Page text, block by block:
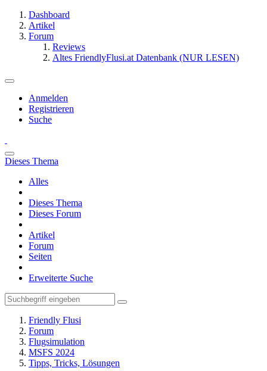
Dashboard
Artikel
Forum
Reviews
Altes FriendlyFlusi.at Datenbank (NUR LESEN)
Anmelden
Registrieren
Suche
Dieses Thema
Alles
Dieses Thema
Dieses Forum
Artikel
Forum
Seiten
Erweiterte Suche
Friendly Flusi
Forum
Flugsimulation
MSFS 2024
Tipps, Tricks, Lösungen